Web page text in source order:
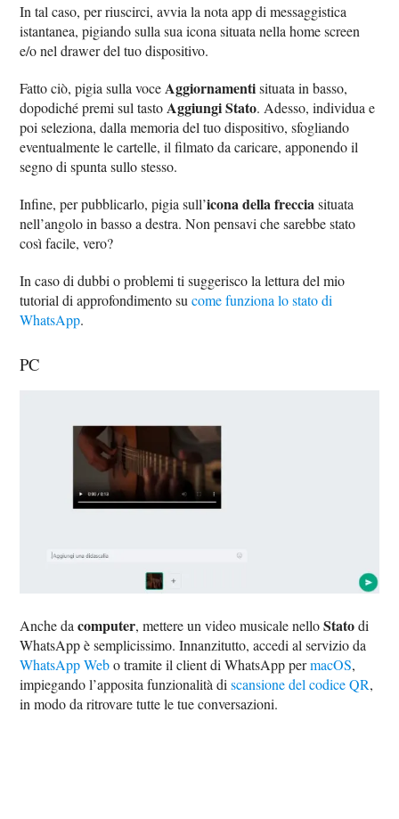
In tal caso, per riuscirci, avvia la nota app di messaggistica
istantanea, pigiando sulla sua icona situata nella home screen
e/o nel drawer del tuo dispositivo.
Fatto ciò, pigia sulla voce Aggiornamentisituata in basso,
dopodiché premi sul tasto Aggiungi Stato. Adesso, individua e
poi seleziona, dalla memoria del tuo dispositivo, sfogliando
eventualmente le cartelle, il filmato da caricare, apponendo il
segno di spunta sullo stesso.
Infine, per pubblicarlo, pigia sull’icona della freccia situata
nell’angolo in basso a destra. Non pensavi che sarebbe stato
così facile, vero?
In caso di dubbi o problemi ti suggerisco la lettura del mio
tutorial di approfondimento sucome funziona lo stato di
WhatsApp.
PC
Anche dacomputer, mettere un video musicale nelloStatodi
WhatsApp è semplicissimo. Innanzitutto, accedi al servizio da
WhatsApp Webo tramite il client di WhatsApp permacOS,
impiegando l’apposita funzionalità discansione del codice QR,
in modo da ritrovare tutte le tue conversazioni.